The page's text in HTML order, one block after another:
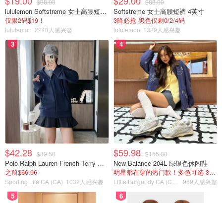
官方建议每天使用一次，就在正常的刷牙后使用。如果可以
配合牙线就更完美了。所以就是 刷牙-普通牙线-水牙线，这
样长期使用起来，你的牙齿口腔一定很健康！
水牙线推荐
小伙伴们是不是心动也想买个试试？下面小编给大家推荐一
些不同种类的水牙线/冲牙器，大家可以根据自己的情况选
择~
Waterpik Aquarius 专业水牙线
$88.00
lululemon Softstreme 女士高腰短裤 10cm
仅限2码$19！
lululemon 2248人感兴趣
$88.00
Softstreme 女士高腰短裤 4英寸
3降必抢 黑色仅剩0/2/4码
lululemon 1329人感兴趣
3
$42.28 $89.50
Polo Ralph Lauren French Terry 女童连帽卫衣 7-16码
之前$66.96
Sporting Life CA (CA) 1032人感兴趣
4
$59.98 $155.00
New Balance 204L 绿银色休闲鞋
明星都在穿的热门款！多色可选 3.8折
989人感兴趣
5 6